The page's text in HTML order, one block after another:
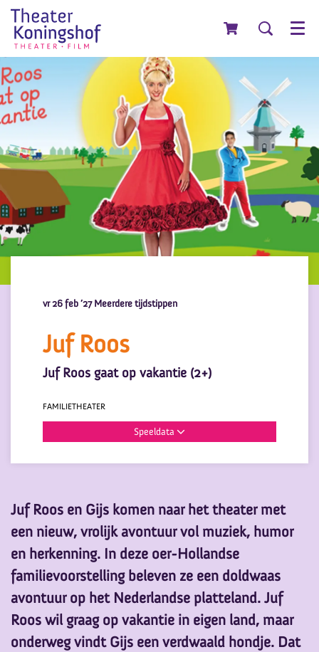
Menu
Juf Roos
Juf Roos gaat op vakantie (2+)
vr 26 feb ’27 Meerdere tijdstippen
FAMILIETHEATER
Speeldata
Juf Roos en Gijs komen naar het theater met
een nieuw, vrolijk avontuur vol muziek, humor
en herkenning. In deze oer-Hollandse
familievoorstelling beleven ze een doldwaas
avontuur op het Nederlandse platteland. Juf
Roos wil graag op vakantie in eigen land, maar
onderweg vindt Gijs een verdwaald hondje. Dat